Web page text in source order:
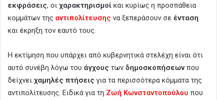
εκφράσεις, οι χαρακτηρισμοί και κυρίως η προσπάθεια
κομμάτων της αντιπολίτευσης να ξεπεράσουν σε ένταση
και έκρηξη τον εαυτό τους.
Η εκτίμηση που υπάρχει από κυβερνητικά στελέχη είναι ότι
αυτό συνέβη λόγω του άγχους των δημοσκοπήσεων που
δείχνει χαμηλές πτήσεις για τα περισσότερα κόμματα της
αντιπολίτευσης. Ειδικά για τη Ζωή Κωνσταντοπούλου που